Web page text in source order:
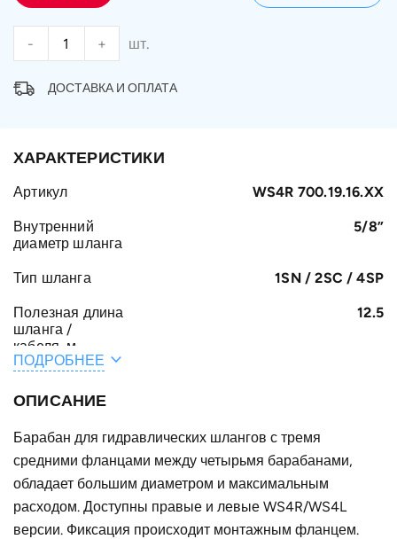
- + шт.
ДОСТАВКА И ОПЛАТА
ХАРАКТЕРИСТИКИ
Артикул WS4R 700.19.16.XX
Внутренний
диаметр шланга
5/8”
Тип шланга 1SN / 2SC / 4SP
Полезная длина
шланга /
кабеля, м
12.5
шланга /
A, мм
E, мм
B, мм
ПОДРОБНЕЕ
ОПИСАНИЕ
Барабан для гидравлических шлангов с тремя
средними фланцами между четырьмя барабанами,
обладает большим диаметром и максимальным
расходом. Доступны правые и левые WS4R/WS4L
версии. Фиксация происходит монтажным фланцем.